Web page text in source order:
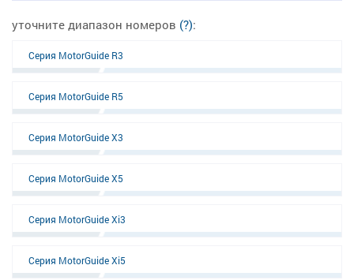
уточните диапазон номеров (?):
Серия MotorGuide R3
Серия MotorGuide R5
Серия MotorGuide X3
Серия MotorGuide X5
Серия MotorGuide Xi3
Серия MotorGuide Xi5